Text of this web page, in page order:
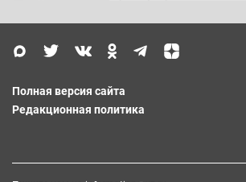
Полная версия сайта
Редакционная политика